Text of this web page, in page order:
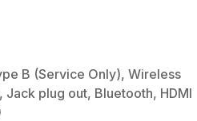
B (Service Only), Wireless
Jack plug out, Bluetooth, HDMI